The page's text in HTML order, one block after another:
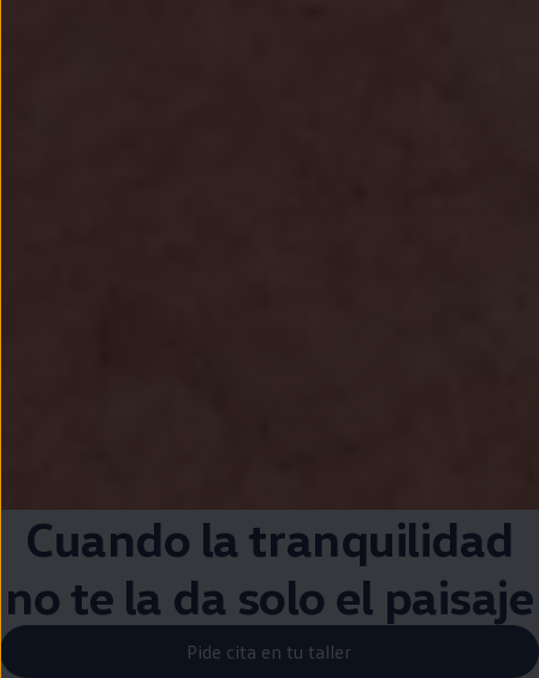
Cuando la tranquilidad
no te la da solo el paisaje
Pide cita en tu taller